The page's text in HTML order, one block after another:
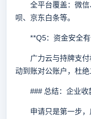
全平台覆盖：微信
呗、京东白条等。
**Q5：资金安全有
广力云与持牌支付
动到账对公账户，杜绝
### 总结：企业收
申请只是第一步，